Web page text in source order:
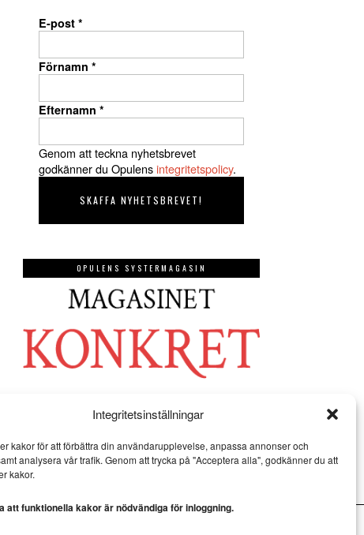
Integritetsinställningar
kakor för att förbättra din användarupplevelse, anpassa annonser och
analysera vår trafik. Genom att trycka på "Acceptera alla", godkänner du att
kakor.
att funktionella kakor är nödvändiga för inloggning.
E-post *
Förnamn *
Efternamn *
Genom att teckna nyhetsbrevet
godkänner du Opulensintegritetspolicy.
OPULENS SYSTERMAGASIN